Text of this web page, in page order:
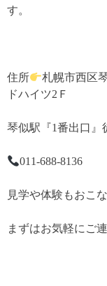
す。
住所
札幌市西区
ドハイツ2Ｆ
琴似駅『1番出口』
011-688-8136
見学や体験もおこ
まずはお気軽にご